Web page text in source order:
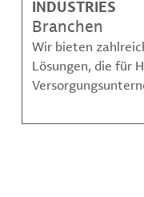
INDUSTRIES
Branchen
Wir bieten
Lösungen, die für
Akteure